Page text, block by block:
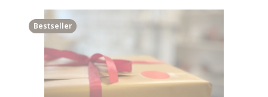
Bestseller